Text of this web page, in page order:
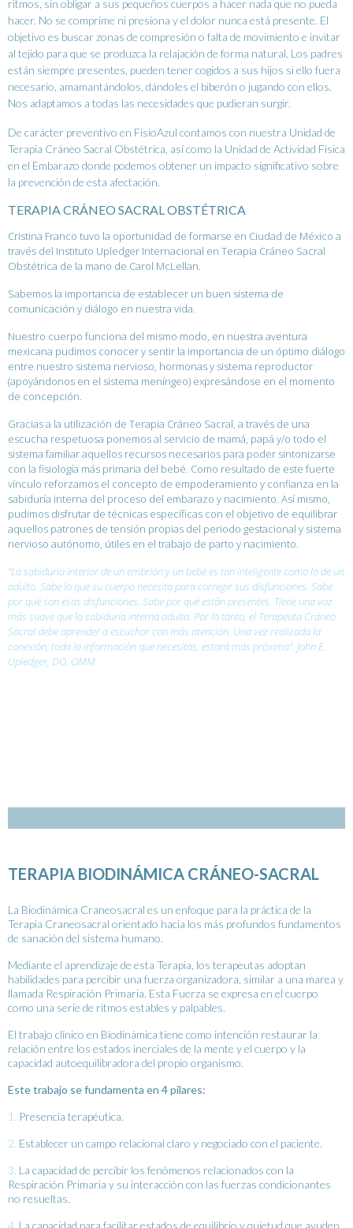
ritmos, sin obligar a sus pequeños cuerpos a hacer nada que no pueda
hacer. No se comprime ni presiona y el dolor nunca está presente. El
objetivo es buscar zonas de compresión o falta de movimiento e invitar
al tejido para que se produzca la relajación de forma natural. Los padres
están siempre presentes, pueden tener cogidos a sus hijos si ello fuera
necesario, amamantándolos, dándoles el biberón o jugando con ellos.
Nos adaptamos a todas las necesidades que pudieran surgir.
De carácter preventivo en FisioAzul contamos con nuestra Unidad de
Terapia Cráneo Sacral Obstétrica, así como la Unidad de Actividad Física
en el Embarazo donde podemos obtener un impacto significativo sobre
la prevención de esta afectación.
TERAPIA CRÁNEO SACRAL OBSTÉTRICA
Cristina Franco tuvo la oportunidad de formarse en Ciudad de México a
través del Instituto Upledger Internacional en Terapia Cráneo Sacral
Obstétrica de la mano de Carol McLellan.
Sabemos la importancia de establecer un buen sistema de
comunicación y diálogo en nuestra vida.
Nuestro cuerpo funciona del mismo modo, en nuestra aventura
mexicana pudimos conocer y sentir la importancia de un óptimo diálogo
entre nuestro sistema nervioso, hormonas y sistema reproductor
(apoyándonos en el sistema meníngeo) expresándose en el momento
de concepción.
Gracias a la utilización de Terapia Cráneo Sacral, a través de una
escucha respetuosa ponemos al servicio de mamá, papá y/o todo el
sistema familiar aquellos recursos necesarios para poder sintonizarse
con la fisiología más primaria del bebé. Como resultado de este fuerte
vínculo reforzamos el concepto de empoderamiento y confianza en la
sabiduría interna del proceso del embarazo y nacimiento. Así mismo,
pudimos disfrutar de técnicas específicas con el objetivo de equilibrar
aquellos patrones de tensión propias del periodo gestacional y sistema
nervioso autónomo, útiles en el trabajo de parto y nacimiento.
“La sabiduría interior de un embrión y un bebé es tan inteligente como la de un
adulto. Sabe lo que su cuerpo necesita para corregir sus disfunciones. Sabe
por qué son esas disfunciones. Sabe por qué están presentes. Tiene una voz
más suave que la sabiduría interna adulta. Por lo tanto, el Terapeuta Cráneo
Sacral debe aprender a escuchar con más atención. Una vez realizada la
conexión, toda la información que necesitas, estará más próxima”. John E.
Upledger, DO, OMM
TERAPIA BIODINÁMICA CRÁNEO-SACRAL
La Biodinámica Craneosacral es un enfoque para la práctica de la
Terapia Craneosacral orientado hacia los más profundos fundamentos
de sanación del sistema humano.
Mediante el aprendizaje de esta Terapia, los terapeutas adoptan
habilidades para percibir una fuerza organizadora, similar a una marea y
llamada Respiración Primaria. Esta Fuerza se expresa en el cuerpo
como una serie de ritmos estables y palpables.
El trabajo clínico en Biodinámica tiene como intención restaurar la
relación entre los estados inerciales de la mente y el cuerpo y la
capacidad autoequilibradora del propio organismo.
Este trabajo se fundamenta en 4 pilares:
1.
Presencia terapéutica.
2. Establecer un campo relacional claro y negociado con el paciente.
3. La capacidad de percibir los fenómenos relacionados con la
Respiración Primaria y su interacción con las fuerzas condicionantes
no resueltas.
4. La capacidad para facilitar estados de equilibrio y quietud que ayuden